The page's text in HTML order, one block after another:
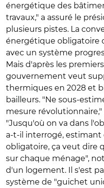
énergétique des
travaux," a assuré le
plusieurs pistes. La
énergétique obligatoire
avec un système
Mais d'après les
gouvernement veut
thermiques en 2028 et
bailleurs. "Ne sous-
mesure
"Jusqu'où on va dans
a-t-il interrogé,
obligatoire, ça veut dire
sur chaque ménage",
d'un logement. Il s'est
système de "guichet